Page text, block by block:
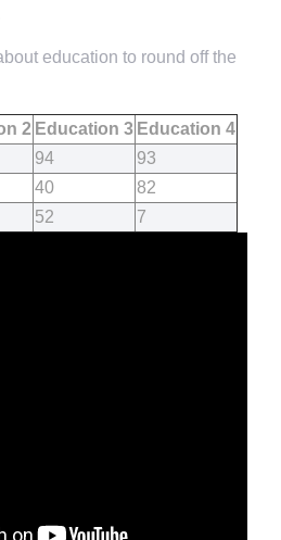
education to round off the
2 Education 3 Education 4
94
93
40
82
52 7